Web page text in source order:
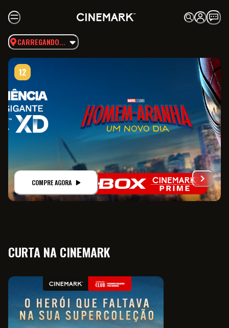
CARREGANDO...
COMPRE AGORA
CURTA NA CINEMARK